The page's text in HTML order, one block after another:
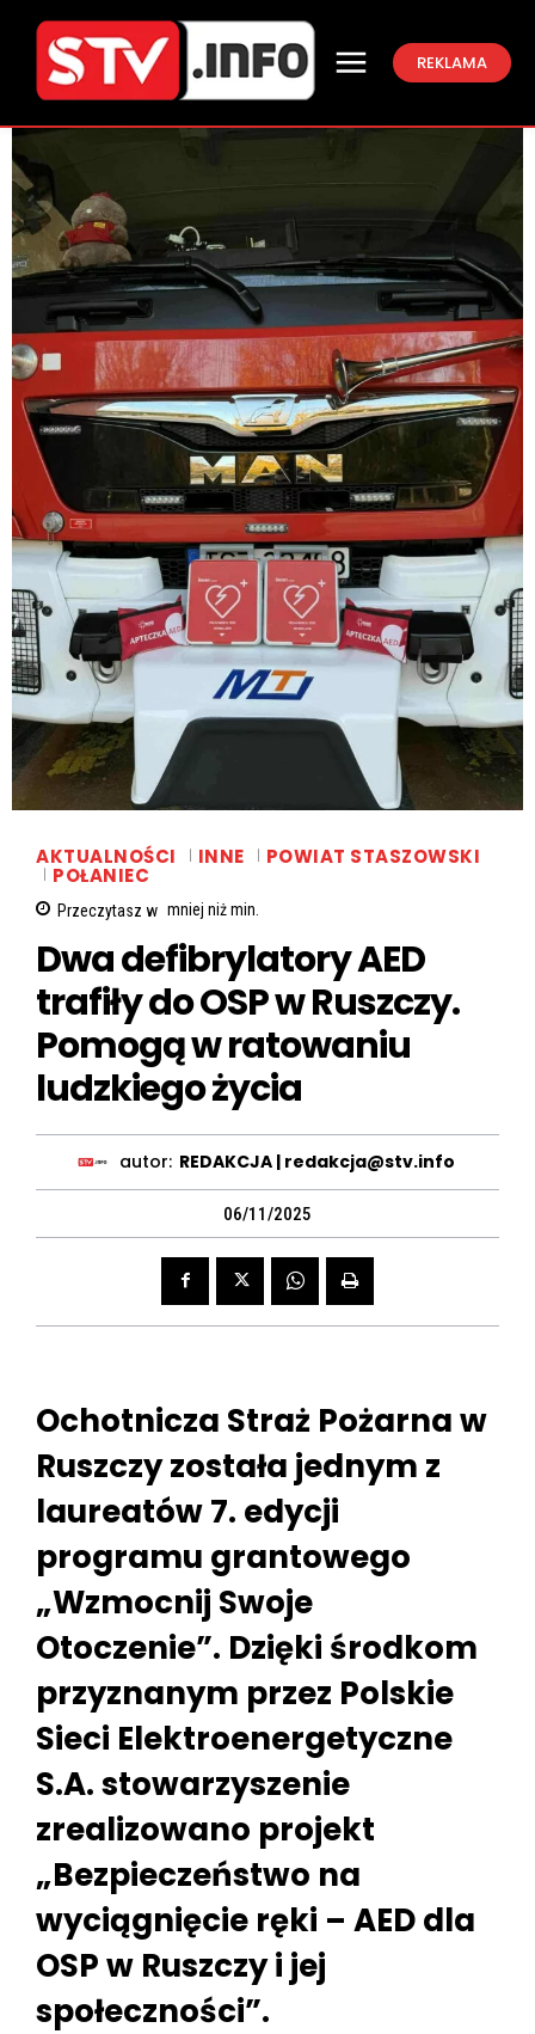
REKLAMA
AKTUALNOŚCI INNE POWIAT STASZOWSKI
POŁANIEC
Przeczytasz w mniej niżmin.
Dwa defibrylatory AED
trafiły do OSP w Ruszczy.
Pomogą w ratowaniu
ludzkiego życia
autor: REDAKCJA | redakcja@stv.info
06/11/2025
Ochotnicza Straż Pożarna w
Ruszczy została jednym z
laureatów 7. edycji
programu grantowego
„Wzmocnij Swoje
Otoczenie”. Dzięki środkom
przyznanym przez Polskie
Sieci Elektroenergetyczne
S.A. stowarzyszenie
zrealizowano projekt
„Bezpieczeństwo na
wyciągnięcie ręki – AED dla
OSP w Ruszczy i jej
społeczności”.